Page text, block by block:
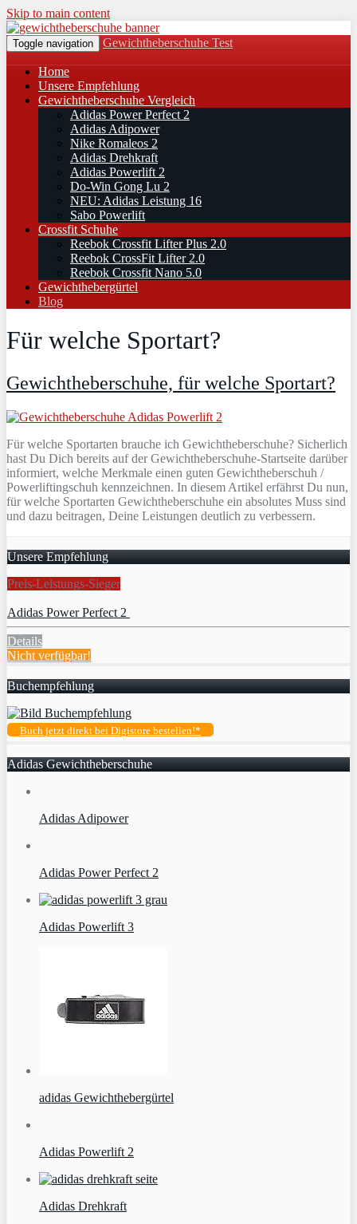
Skip to main content
Toggle navigation Gewichtheberschuhe Test
Home
Unsere Empfehlung
Gewichtheberschuhe Vergleich
Adidas Power Perfect 2
Adidas Adipower
Nike Romaleos 2
Adidas Drehkraft
Adidas Powerlift 2
Do-Win Gong Lu 2
NEU: Adidas Leistung 16
Sabo Powerlift
Crossfit Schuhe
Reebok Crossfit Lifter Plus 2.0
Reebok CrossFit Lifter 2.0
Reebok Crossfit Nano 5.0
Gewichthebergürtel
Blog
Für welche Sportart?
Gewichtheberschuhe, für welche Sportart?
Für welche Sportarten brauche ich Gewichtheberschuhe? Sicherlich
hast Du Dich bereits auf der Gewichtheberschuhe-Startseite darüber
informiert, welche Merkmale einen guten Gewichtheberschuh /
Powerliftingschuh kennzeichnen. In diesem Artikel erfährst Du nun,
für welche Sportarten Gewichtheberschuhe ein absolutes Muss sind
und dazu beitragen, Deine Leistungen deutlich zu verbessern.
Unsere Empfehlung
Preis-Leistungs-Sieger
Adidas Power Perfect 2
Details
Nicht verfügbar!
Buchempfehlung
Buch jetzt direkt bei Digistore bestellen!*
Adidas Gewichtheberschuhe
Adidas Adipower
Adidas Power Perfect 2
Adidas Powerlift 3
adidas Gewichthebergürtel
Adidas Powerlift 2
Adidas Drehkraft